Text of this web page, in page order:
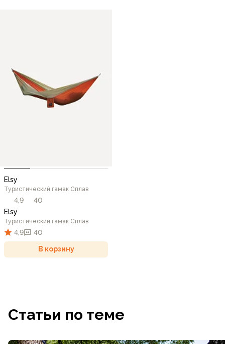
Elsy
Туристический гамак Сплав
4,9
40
Elsy
Туристический гамак Сплав
4,9 40
В корзину
Статьи по теме